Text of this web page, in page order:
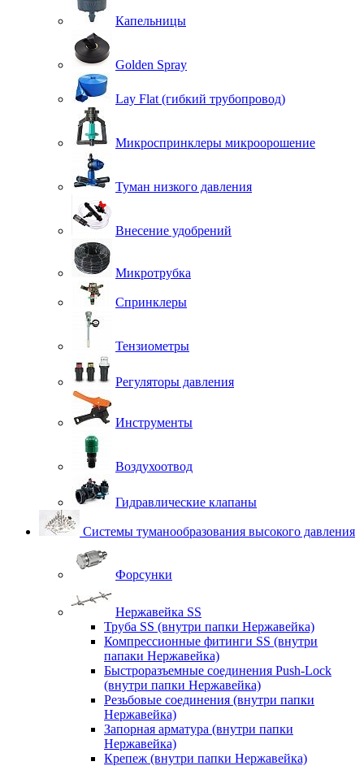
Капельницы
Golden Spray
Lay Flat (гибкий трубопровод)
Микроспринклеры микроорошение
Туман низкого давления
Внесение удобрений
Микротрубка
Спринклеры
Тензиометры
Регуляторы давления
Инструменты
Воздухоотвод
Гидравлические клапаны
Системы туманообразования высокого давления
Форсунки
Нержавейка SS
Труба SS (внутри папки Нержавейка)
Компрессионные фитинги SS (внутри
папаки Нержавейка)
Быстроразъемные соединения Push-Lock
(внутри папки Нержавейка)
Резьбовые соединения (внутри папки
Нержавейка)
Запорная арматура (внутри папки
Нержавейка)
Крепеж (внутри папки Нержавейка)